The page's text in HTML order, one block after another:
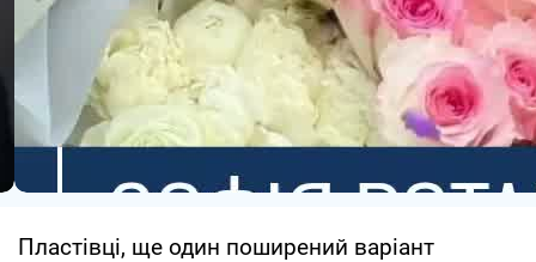
Пластівці, ще один поширений варіант